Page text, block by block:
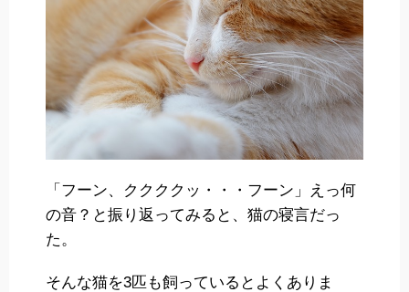
「フーン、ククククッ・・・フーン」えっ何
の音？と振り返ってみると、猫の寝言だっ
た。
そんな猫を3匹も飼っているとよくありま